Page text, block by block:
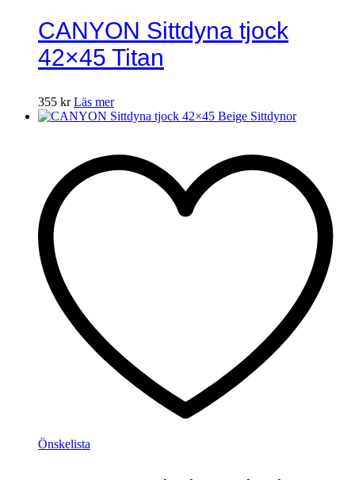
CANYON Sittdyna tjock
42×45 Titan
355 kr Läs mer
Önskelista